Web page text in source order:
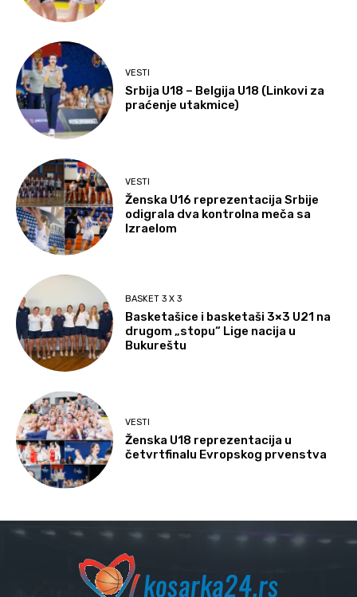
VESTI
Srbija U18 – Belgija U18 (Linkovi za
praćenje utakmice)
VESTI
Ženska U16 reprezentacija Srbije
odigrala dva kontrolna meča sa
Izraelom
BASKET 3 X 3
Basketašice i basketaši 3×3 U21 na
drugom „stopu“ Lige nacija u
Bukureštu
VESTI
Ženska U18 reprezentacija u
četvrtfinalu Evropskog prvenstva